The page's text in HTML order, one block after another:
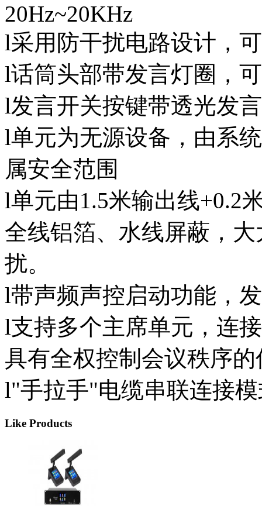
20Hz~20KHz
l采用防干扰电路设计，
l话筒头部带发言灯圈，
l发言开关按键带透光发
l单元为无源设备，由系
属安全范围
l单元由1.5米输出线+0.2
全线铝箔、水线屏蔽，
扰。
l带声频声控启动功能，
l支持多个主席单元，连
具有全权控制会议秩序
l"手拉手"电缆串联连接
Like Products